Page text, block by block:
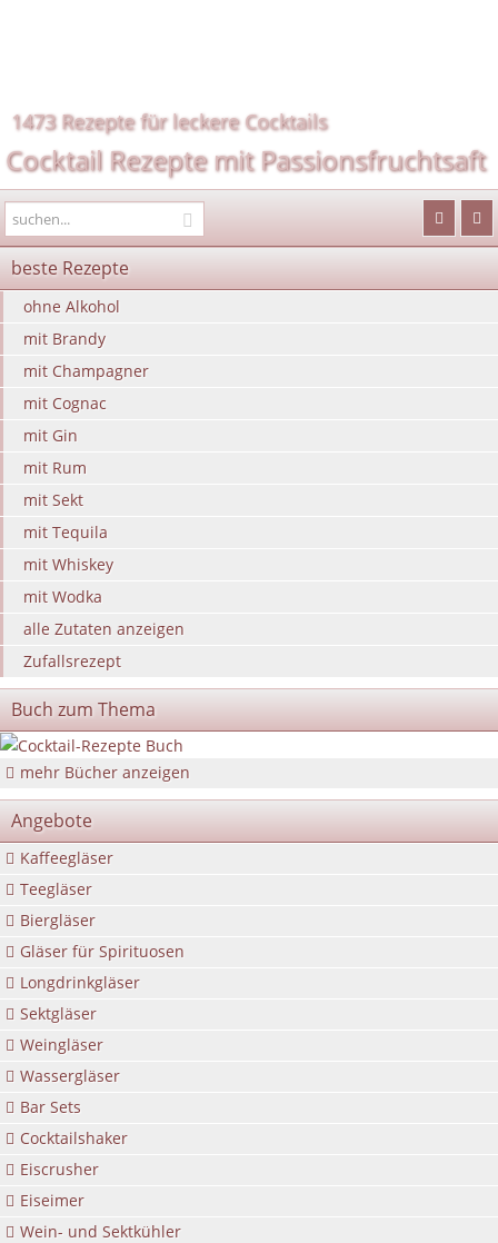
1473 Rezepte für leckere Cocktails
Cocktail Rezepte mit Passionsfruchtsaft
beste Rezepte
ohne Alkohol
mit Brandy
mit Champagner
mit Cognac
mit Gin
mit Rum
mit Sekt
mit Tequila
mit Whiskey
mit Wodka
alle Zutaten anzeigen
Zufallsrezept
Buch zum Thema
mehr Bücher anzeigen
Angebote
Kaffeegläser
Teegläser
Biergläser
Gläser für Spirituosen
Longdrinkgläser
Sektgläser
Weingläser
Wassergläser
Bar Sets
Cocktailshaker
Eiscrusher
Eiseimer
Wein- und Sektkühler